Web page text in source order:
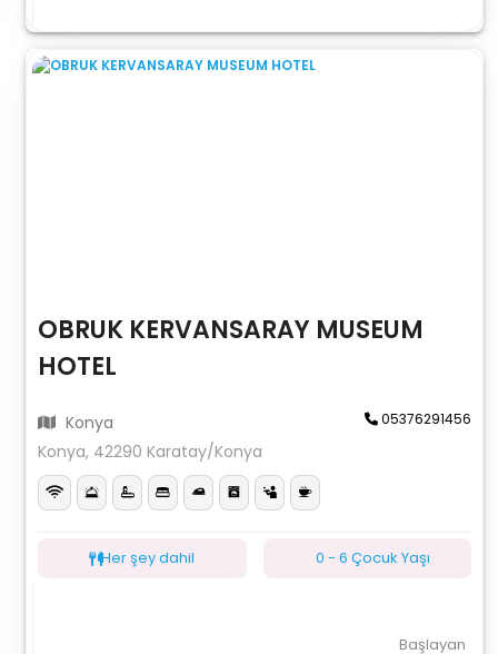
OBRUK KERVANSARAY MUSEUM
HOTEL
Konya 05376291456
Konya, 42290 Karatay/Konya
Her şey dahil 0 - 6 Çocuk Yaşı
Başlayan